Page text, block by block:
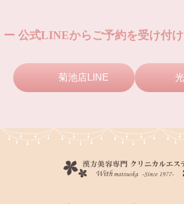
ー 公式LINEからご予約を受け付
菊池店LINE